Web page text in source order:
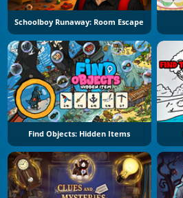
Schoolboy Runaway: Room Escape
Find Objects: Hidden Items